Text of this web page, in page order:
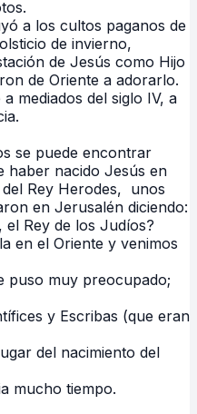
a los cultos paganos de
de invierno,
de Jesús como Hijo
de Oriente a adorarlo.
mediados del siglo IV, a
se puede encontrar
haber nacido Jesús en
Rey Herodes, unos
en Jerusalén diciendo:
el Rey de los Judíos?
en el Oriente y venimos
puso muy preocupado;
y Escribas (que eran
del nacimiento del
mucho tiempo.